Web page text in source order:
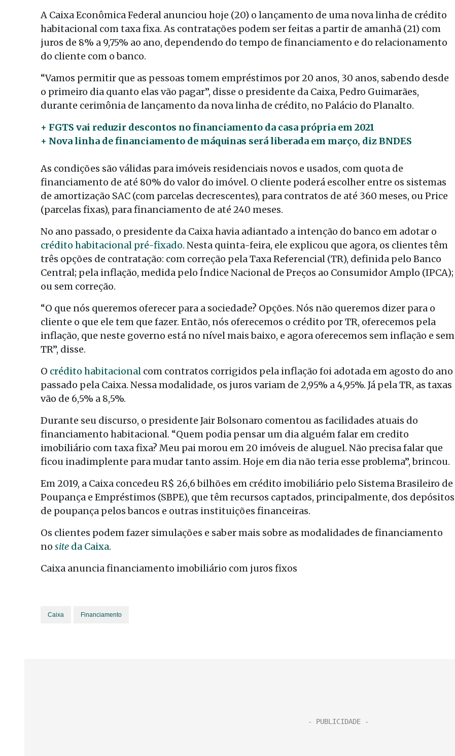
A Caixa Econômica Federal anunciou hoje (20) o lançamento de uma nova linha de crédito
habitacional com taxa fixa. As contratações podem ser feitas a partir de amanhã (21) com
juros de 8% a 9,75% ao ano, dependendo do tempo de financiamento e do relacionamento
do cliente com o banco.
“Vamos permitir que as pessoas tomem empréstimos por 20 anos, 30 anos, sabendo desde
o primeiro dia quanto elas vão pagar”, disse o presidente da Caixa, Pedro Guimarães,
durante cerimônia de lançamento da nova linha de crédito, no Palácio do Planalto.
+ FGTS vai reduzir descontos no financiamento da casa própria em 2021
+ Nova linha de financiamento de máquinas será liberada em março, diz BNDES
As condições são válidas para imóveis residenciais novos e usados, com quota de
financiamento de até 80% do valor do imóvel. O cliente poderá escolher entre os sistemas
de amortização SAC (com parcelas decrescentes), para contratos de até 360 meses, ou Price
(parcelas fixas), para financiamento de até 240 meses.
No ano passado, o presidente da Caixa havia adiantado a intenção do banco em adotar o
crédito habitacional pré-fixado. Nesta quinta-feira, ele explicou que agora, os clientes têm
três opções de contratação: com correção pela Taxa Referencial (TR), definida pelo Banco
Central; pela inflação, medida pelo Índice Nacional de Preços ao Consumidor Amplo (IPCA);
ou sem correção.
“O que nós queremos oferecer para a sociedade? Opções. Nós não queremos dizer para o
cliente o que ele tem que fazer. Então, nós oferecemos o crédito por TR, oferecemos pela
inflação, que neste governo está no nível mais baixo, e agora oferecemos sem inflação e sem
TR”, disse.
O crédito habitacional com contratos corrigidos pela inflação foi adotada em agosto do ano
passado pela Caixa. Nessa modalidade, os juros variam de 2,95% a 4,95%. Já pela TR, as taxas
vão de 6,5% a 8,5%.
Durante seu discurso, o presidente Jair Bolsonaro comentou as facilidades atuais do
financiamento habitacional. “Quem podia pensar um dia alguém falar em credito
imobiliário com taxa fixa? Meu pai morou em 20 imóveis de aluguel. Não precisa falar que
ficou inadimplente para mudar tanto assim. Hoje em dia não teria esse problema”, brincou.
Em 2019, a Caixa concedeu R$ 26,6 bilhões em crédito imobiliário pelo Sistema Brasileiro de
Poupança e Empréstimos (SBPE), que têm recursos captados, principalmente, dos depósitos
de poupança pelos bancos e outras instituições financeiras.
Os clientes podem fazer simulações e saber mais sobre as modalidades de financiamento
no site da Caixa.
Caixa anuncia financiamento imobiliário com juros fixos
Caixa Financiamento